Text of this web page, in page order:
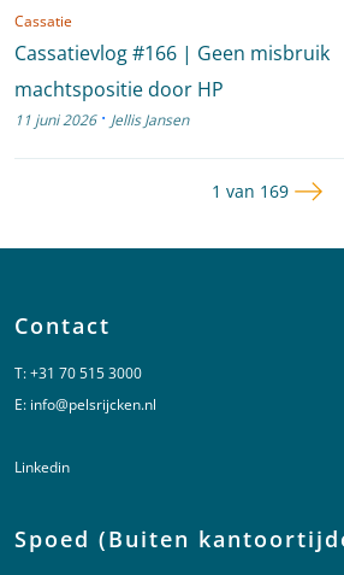
Cassatie
Cassatievlog #166 | Geen misbruik
machtspositie door HP
11 juni 2026 · Jellis Jansen
Pagina
1 van 169
Contact
T:+31 70 515 3000
E: info@pelsrijcken.nl
Linkedin
Spoed (Buiten